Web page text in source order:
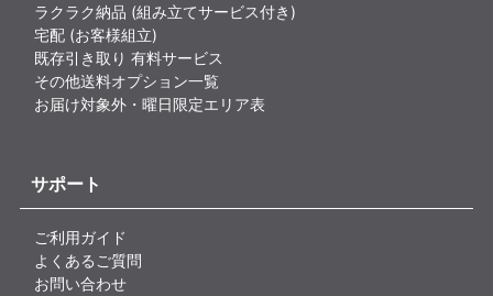
ラクラク納品 (組み立てサービス付き)
宅配 (お客様組立)
既存引き取り 有料サービス
その他送料オプション一覧
お届け対象外・曜日限定エリア表
サポート
ご利用ガイド
よくあるご質問
お問い合わせ